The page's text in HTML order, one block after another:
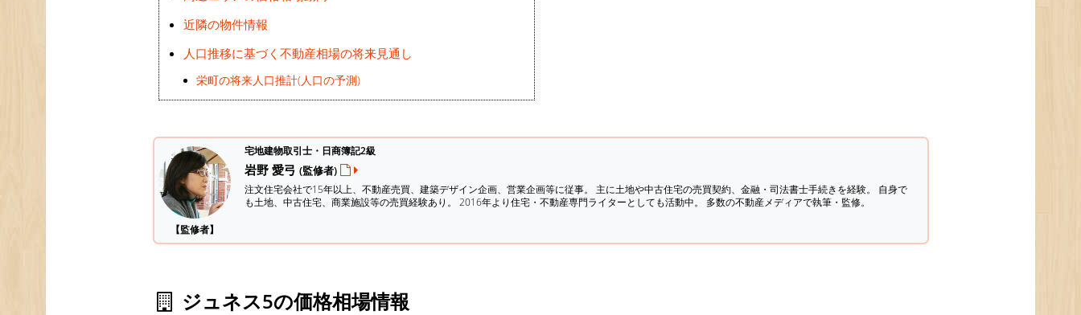
近隣の物件情報
人口推移に基づく不動産相場の将来見通し
栄町の将来人口推計(人口の予測)
【監修者】
宅地建物取引士・日商簿記2級
岩野 愛弓 (監修者)
注文住宅会社で15年以上、不動産売買、建築デザイン企画、営業企画等に従事。 主に土地や中古住宅の売買契約、金融・司法書士手続きを経験。 自身で
も土地、中古住宅、商業施設等の売買経験あり。 2016年より住宅・不動産専門ライターとしても活動中。 多数の不動産メディアで執筆・監修。
ジュネス5の価格相場情報